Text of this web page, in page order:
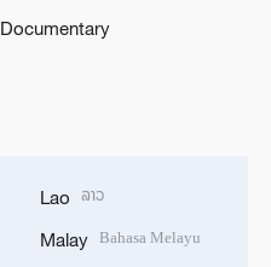
Documentary
Lao ລາວ
Malay Bahasa Melayu